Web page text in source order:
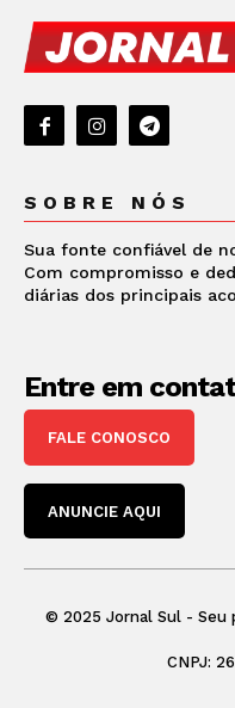
SOBRE NÓS
Sua fonte confiável de
Com compromisso e
diárias dos principais
Entre em
FALE CONOSCO
ANUNCIE AQUI
© 2025 Jornal Sul - Seu
CNPJ: